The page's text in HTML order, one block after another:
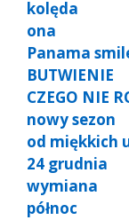
kolęda
ona
Panama
BUTWIENIE
CZEGO NIE
nowy sezon
od miękkich
24 grudnia
wymiana
północ